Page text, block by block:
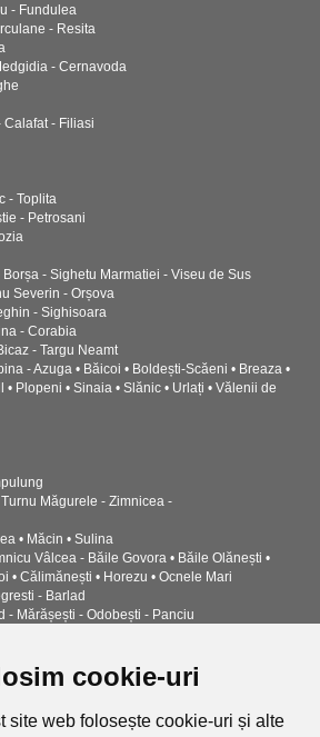
cookie-uri
site web folosește cookie-uri și alte
- Fundulea
- Resita
- Cernavoda
Calafat - Filiasi
- Toplita
- Petrosani
- Sighetu Marmatiei - Viseu de Sus
Severin - Orșova
- Sighisoara
- Corabia
- Targu Neamt
- Azuga • Băicoi • Boldești-Scăeni • Breaza •
• Plopeni • Sinaia • Slănic • Urlați • Vălenii de
Măgurele - Zimnicea -
• Măcin • Sulina
Vâlcea - Băile Govora • Băile Olănești •
• Călimănești • Horezu • Ocnele Mari
- Barlad
- Mărășești - Odobești - Panciu
ventilatie si climatizare CALOR